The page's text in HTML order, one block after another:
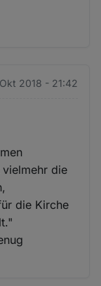
2018 - 21:42
die
die Kirche